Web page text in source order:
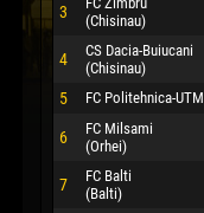
3
(Chisinau)
4
CS Dacia-Buiucani
(Chisinau)
5 FC Politehnica-UTM
6
FC Milsami
(Orhei)
7
FC Balti
(Balti)